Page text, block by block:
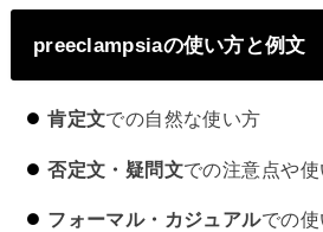
preeclampsiaの使い方と例文
肯定文での自然な使い方
否定文・疑問文での注意点や使
フォーマル・カジュアルでの